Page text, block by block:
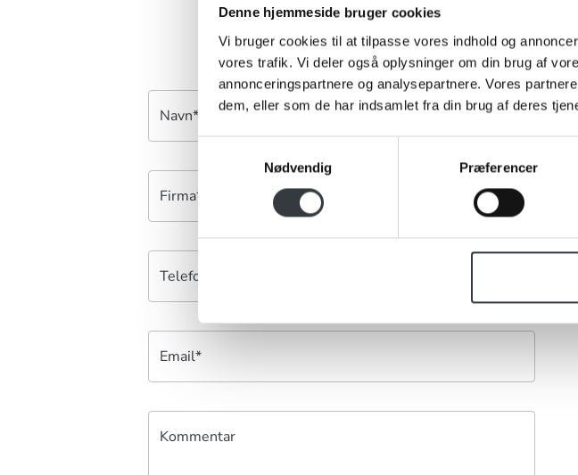
Denne hjemmeside bruger cookies
Vi bruger cookies til at tilpasse vores indhold og
vores trafik. Vi deler også oplysninger om din brug af
annonceringspartnere og analysepartnere. Vores
dem, eller som de har indsamlet fra din brug af deres
Samtykkevalg
Nødvendig
Præferencer
Navn*
Firma*
Telefonnr.*
Email*
Kommentar